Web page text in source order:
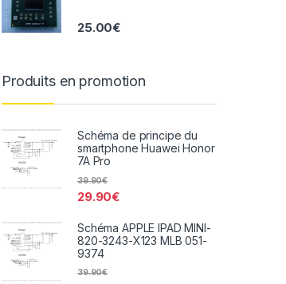
25.00€
Produits en promotion
Schéma de principe du
smartphone Huawei Honor
7A Pro
29.90€
39.90€
Schéma APPLE IPAD MINI-
820-3243-X123 MLB 051-
9374
39.90€